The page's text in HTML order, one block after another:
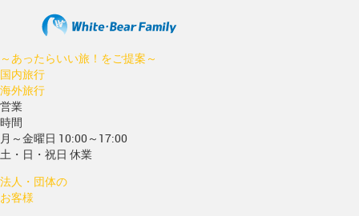
～あったらいい旅！をご提案～
国内旅行
海外旅行
営業
時間
月～金曜日 10:00～17:00
土・日・祝日 休業
法人・団体の
お客様